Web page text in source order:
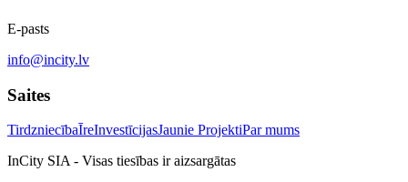
E-pasts
info@incity.lv
Saites
TirdzniecībaĪreInvestīcijasJaunie ProjektiPar mums
InCity SIA - Visas tiesības ir aizsargātas